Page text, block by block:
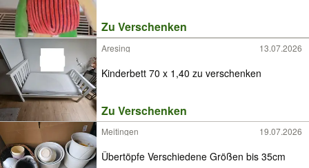
Zu Verschenken
Aresing 13.07.2026
Kinderbett 70 x 1,40 zu verschenken
Zu Verschenken
Meitingen 19.07.2026
Übertöpfe Verschiedene Größen bis 35cm